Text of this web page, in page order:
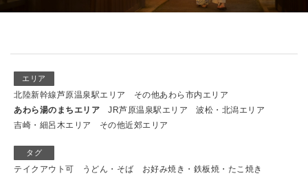
エリア
北陸新幹線芦原温泉駅エリア
その他あわら市内エリア
あわら湯のまちエリア
JR芦原温泉駅エリア
波松・北潟エリア
吉崎・細呂木エリア
その他近郊エリア
タグ
テイクアウト可 うどん・そば
お好み焼き・鉄板焼・たこ焼き